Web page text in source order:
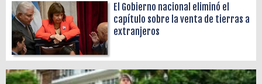
El Gobierno nacional eliminó el
capítulo sobre la venta de tierras a
extranjeros